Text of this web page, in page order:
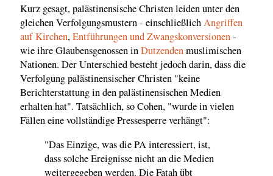
Kurz gesagt, palästinensische Christen leiden unter den
gleichen Verfolgungsmustern - einschließlichAngriffen
auf Kirchen,Entführungen und Zwangskonversionen-
wie ihre Glaubensgenossen inDutzendenmuslimischen
Nationen. Der Unterschied besteht jedoch darin, dass die
Verfolgung palästinensischer Christen "keine
Berichterstattung in den palästinensischen Medien
erhalten hat". Tatsächlich, so Cohen, "wurde in vielen
Fällen eine vollständige Pressesperre verhängt":
"Das Einzige, was die PA interessiert, ist,
dass solche Ereignisse nicht an die Medien
weitergegeben werden. Die Fatah übt